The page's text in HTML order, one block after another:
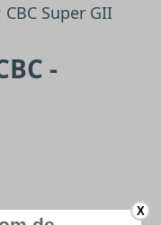
Super GII
-
X